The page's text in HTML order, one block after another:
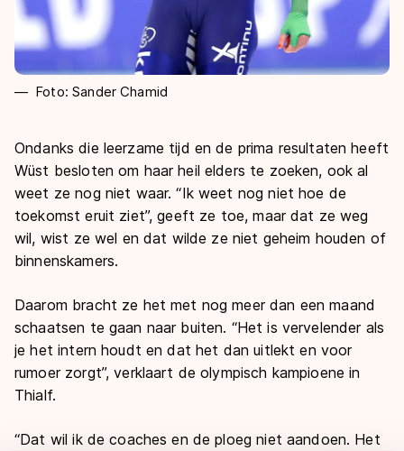
Foto: Sander Chamid
Ondanks die leerzame tijd en de prima resultaten heeft
Wüst besloten om haar heil elders te zoeken, ook al
weet ze nog niet waar. “Ik weet nog niet hoe de
toekomst eruit ziet”, geeft ze toe, maar dat ze weg
wil, wist ze wel en dat wilde ze niet geheim houden of
binnenskamers.
Daarom bracht ze het met nog meer dan een maand
schaatsen te gaan naar buiten. “Het is vervelender als
je het intern houdt en dat het dan uitlekt en voor
rumoer zorgt”, verklaart de olympisch kampioene in
Thialf.
“Dat wil ik de coaches en de ploeg niet aandoen. Het